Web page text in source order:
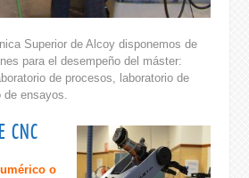
Superior de Alcoy disponemos de
para el desempeño del máster:
de procesos, laboratorio de
de ensayos.
CNC
o